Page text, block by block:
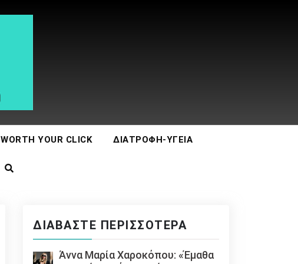
WORTH YOUR CLICK ΔΙΑΤΡΟΦΉ-ΥΓΕΊΑ
ΔΙΑΒΆΣΤΕ ΠΕΡΙΣΣΌΤΕΡΑ
Άννα Μαρία Χαροκόπου: «Έμαθα